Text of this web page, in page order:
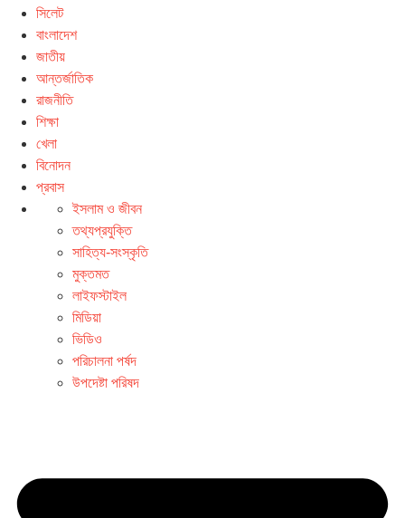
সিলেট
বাংলাদেশ
জাতীয়
আন্তর্জাতিক
রাজনীতি
শিক্ষা
খেলা
বিনোদন
প্রবাস
ইসলাম ও জীবন
তথ্যপ্রযুক্তি
সাহিত্য-সংস্কৃতি
মুক্তমত
লাইফস্টাইল
মিডিয়া
ভিডিও
পরিচালনা পর্ষদ
উপদেষ্টা পরিষদ